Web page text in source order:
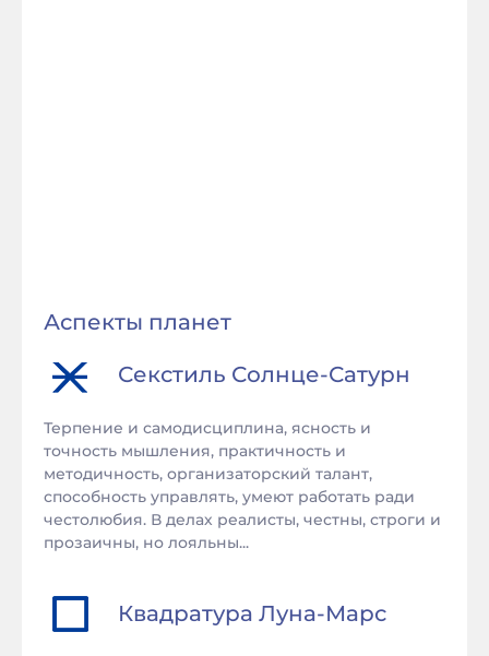
Аспекты планет
Секстиль Солнце-Сатурн
Терпение и самодисциплина, ясность и
точность мышления, практичность и
методичность, организаторский талант,
способность управлять, умеют работать ради
честолюбия. В делах реалисты, честны, строги и
прозаичны, но лояльны...
Квадратура Луна-Марс